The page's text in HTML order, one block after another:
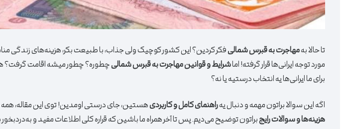
تا حالا بهمهاجرت به قبرس شمالیفکر کردین؟ این کشور کوچیک ولی جذاب، با طبیعت بکر، هزینه‌های زندگی
مورد توجه ایرانی‌ها قرار گرفته! اماشرایط و قوانین مهاجرت به قبرس شمالیچطوره؟ چطور میشه اقامت گرفت؟
برای ما ایرانی‌ها یه انتخاب درستیه یا نه؟
اگه این سوالا براتون مهمه و دنبال یهراهنمای کامل و کاربردیهستین، جای درستی اومدین! توی این مقاله، همه
هزینه‌ها و سوالات رایجبراتون توضیح می‌دیم. پس تا آخر همراه ما باشین که قراره کلی اطلاعات مفید و